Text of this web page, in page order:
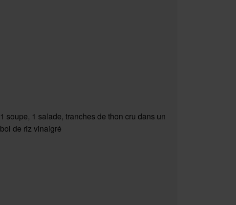
1 soupe, 1 salade, tranches de thon cru dans un
bol de riz vinaigré